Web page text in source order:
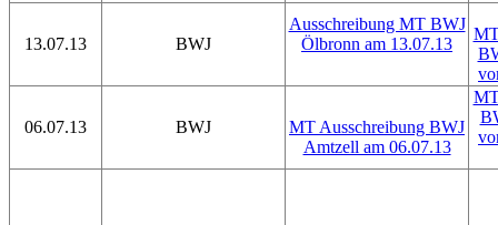
13.07.13 BWJ
Ausschreibung MT BWJ
Ölbronn am 13.07.13
06.07.13 BWJ
MT Ausschreibung BWJ
Amtzell am 06.07.13